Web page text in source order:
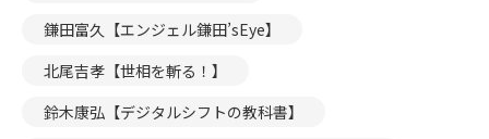
鎌田富久【エンジェル鎌田’sEye】
北尾吉孝【世相を斬る！】
鈴木康弘【デジタルシフトの教科書】